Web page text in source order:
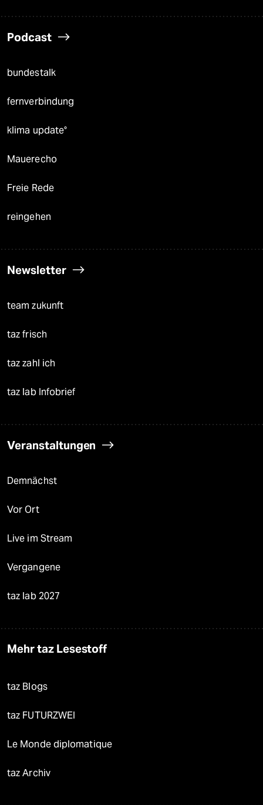
Podcast
bundestalk
fernverbindung
klima update°
Mauerecho
Freie Rede
reingehen
Newsletter
team zukunft
taz frisch
taz zahl ich
taz lab Infobrief
Veranstaltungen
Demnächst
Vor Ort
Live im Stream
Vergangene
taz lab 2027
Mehr taz Lesestoff
taz Blogs
taz FUTURZWEI
Le Monde diplomatique
taz Archiv